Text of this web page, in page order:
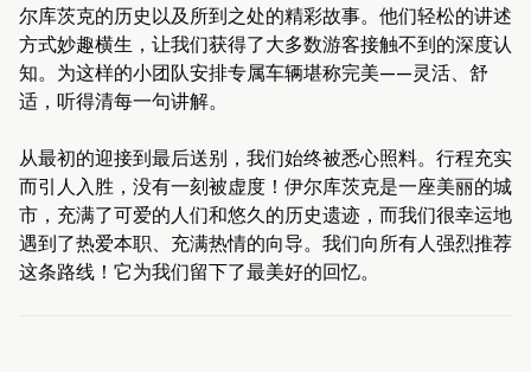
尔库茨克的历史以及所到之处的精彩故事。他们轻松的讲述
方式妙趣横生，让我们获得了大多数游客接触不到的深度认
知。为这样的小团队安排专属车辆堪称完美——灵活、舒
适，听得清每一句讲解。
从最初的迎接到最后送别，我们始终被悉心照料。行程充实
而引人入胜，没有一刻被虚度！伊尔库茨克是一座美丽的城
市，充满了可爱的人们和悠久的历史遗迹，而我们很幸运地
遇到了热爱本职、充满热情的向导。我们向所有人强烈推荐
这条路线！它为我们留下了最美好的回忆。